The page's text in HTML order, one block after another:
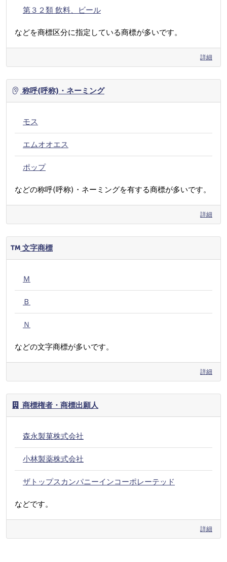
第３２類 飲料、ビール
などを商標区分に指定している商標が多いです。
詳細
称呼(呼称)・ネーミング
モス
エムオオエス
ポップ
などの称呼(呼称)・ネーミングを有する商標が多いです。
詳細
文字商標
Ｍ
Ｂ
Ｎ
などの文字商標が多いです。
詳細
商標権者・商標出願人
森永製菓株式会社
小林製薬株式会社
ザトップスカンパニーインコーポレーテッド
などです。
詳細